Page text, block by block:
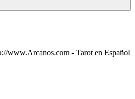
www.Arcanos.com - Tarot en Español